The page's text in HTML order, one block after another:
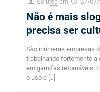
Solutec em 27/07/
Não é mais
precisa ser
São inúmeras empresas
trabalhando fortemente a
em garrafas retornáveis,
o uso e […]